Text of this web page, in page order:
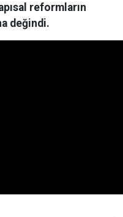
reformların
değindi.